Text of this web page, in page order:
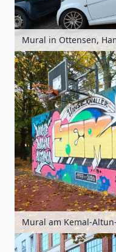
Mural in Ottensen,